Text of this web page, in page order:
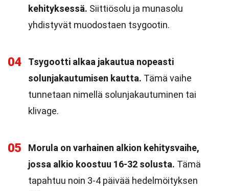
kehityksessä. Siittiösolu ja munasolu
yhdistyvät muodostaen tsygootin.
04
Tsygootti alkaa jakautua nopeasti
solunjakautumisen kautta. Tämä vaihe
tunnetaan nimellä solunjakautuminen tai
klivage.
05
Morula on varhainen alkion kehitysvaihe,
jossa alkio koostuu 16-32 solusta. Tämä
tapahtuu noin 3-4 päivää hedelmöityksen